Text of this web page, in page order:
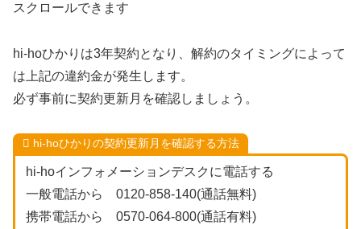
スクロールできます
hi-hoひかりは3年契約となり、解約のタイミングによって
は上記の違約金が発生します。
必ず事前に契約更新月を確認しましょう。
hi-hoひかりの契約更新月を確認する方法
hi-hoインフォメーションデスクに電話する
一般電話から 0120-858-140(通話無料)
携帯電話から 0570-064-800(通話有料)